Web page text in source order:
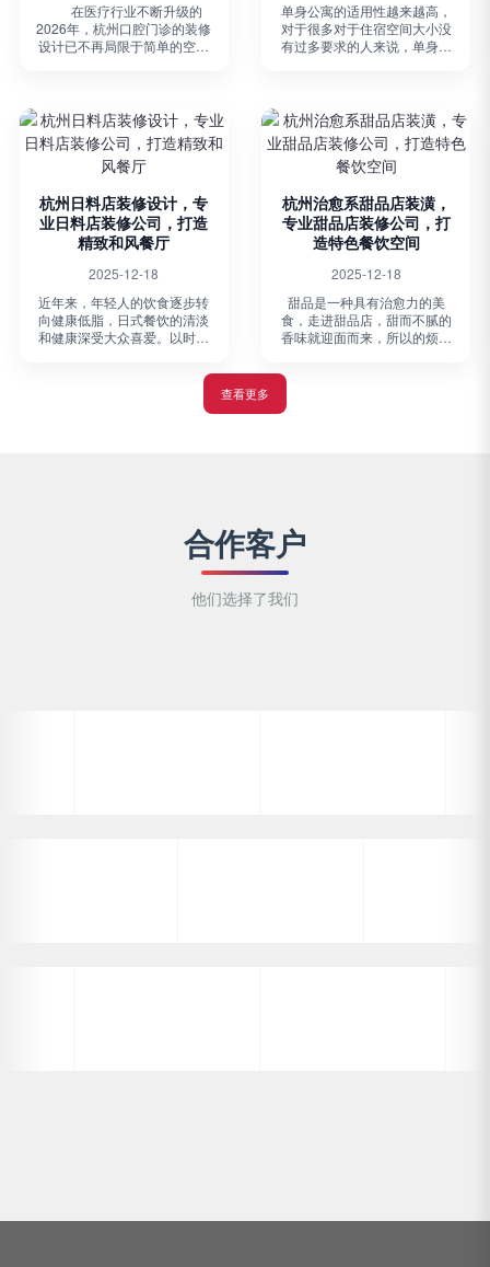
在医疗行业不断升级的
2026年，杭州口腔门诊的装修
设计已不再局限于简单的空间
诊所的运营效率。作为一家拥
有17年工装经验、设计乙...
单身公寓的适用性越来越高，
对于很多对于住宿空间大小没
有过多要求的人来说，单身公
化利用。下面，跟着专业公寓
装修公司博妍装饰一...
杭州日料店装修设计，专
业日料店装修公司，打造
精致和风餐厅
2025-12-18
近年来，年轻人的饮食逐步转
向健康低脂，日式餐饮的清淡
和健康深受大众喜爱。以时令
料设计出各色季节料理，独具
什么装修攻略呢？下面，跟着
杭州治愈系甜品店装潢，
专业甜品店装修公司，打
造特色餐饮空间
2025-12-18
甜品是一种具有治愈力的美
食，走进甜品店，甜而不腻的
香味就迎面而来，所以的烦扰
有如此魔力呢？主要是和店铺
清新的布局，让人心旷神怡。
查看更多
合作客户
他们选择了我们